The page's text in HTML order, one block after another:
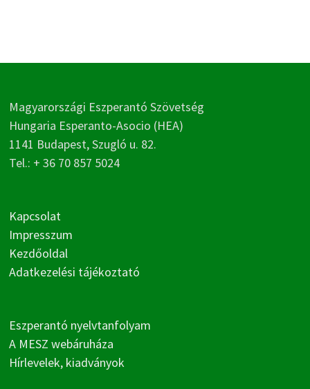
Magyarországi Eszperantó Szövetség
Hungaria Esperanto-Asocio (HEA)
1141 Budapest, Szugló u. 82.
Tel.: + 36 70 857 5024
Kapcsolat
Impresszum
Kezdőoldal
Adatkezelési tájékoztató
Eszperantó nyelvtanfolyam
A MESZ webáruháza
Hírlevelek, kiadványok